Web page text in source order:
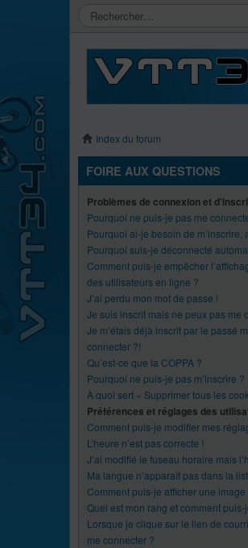
Index du forum
FOIRE AUX QUESTIONS
Problèmes de connexion et
Pourquoi ne puis-je pas me
Pourquoi ai-je besoin de m’inscrire,
Pourquoi suis-je déconnecté
Comment puis-je empêcher
des utilisateurs en ligne ?
J’ai perdu mon mot de passe !
Je suis inscrit mais ne peux pas me
Je m’étais déjà inscrit par le passé
connecter ?!
Qu’est-ce que la COPPA ?
Pourquoi ne puis-je pas m’inscrire ?
À quoi sert « Supprimer tous les
Préférences et réglages des
Comment puis-je modifier mes
L’heure n’est pas correcte !
J’ai modifié le fuseau horaire mais
Ma langue n’apparaît pas dans la
Comment puis-je afficher une
Quel est mon rang et comment
Lorsque je clique sur le lien de
me connecter ?